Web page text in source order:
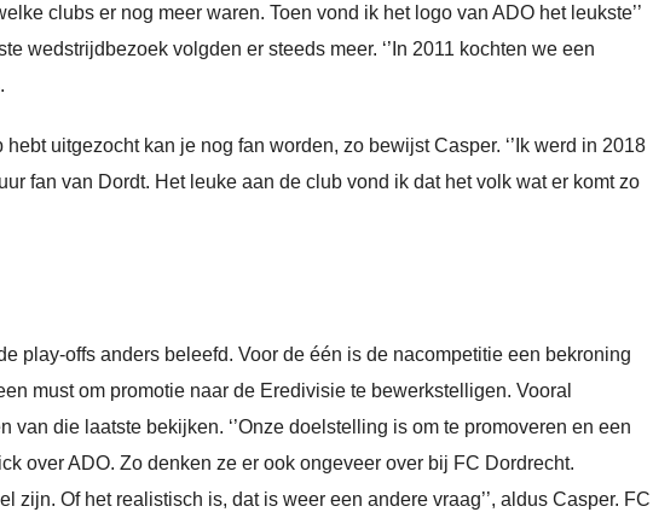
clubs er nog meer waren. Toen vond ik het logo van ADO het leukste’’
wedstrijdbezoek volgden er steeds meer. ‘’In 2011 kochten we een
uitgezocht kan je nog fan worden, zo bewijst Casper. ‘’Ik werd in 2018
fan van Dordt. Het leuke aan de club vond ik dat het volk wat er komt zo
play-offs anders beleefd. Voor de één is de nacompetitie een bekroning
must om promotie naar de Eredivisie te bewerkstelligen. Vooral
van die laatste bekijken. ‘’Onze doelstelling is om te promoveren en een
over ADO. Zo denken ze er ook ongeveer over bij FC Dordrecht.
zijn. Of het realistisch is, dat is weer een andere vraag’’, aldus Casper. FC